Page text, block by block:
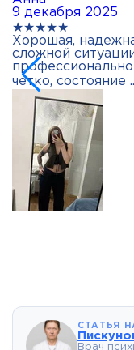
9 декабря 2025
★★★★★
Хорошая,
сложной
четко, состояние
СТАТЬЯ
Врач